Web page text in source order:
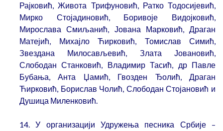
Рајковић, Живота Трифуновић, Ратко Тодосијевић,
Мирко Стојадиновић, Боривоје Видојковић,
Мирослава Смиљанић, Јована Марковић, Драган
Матејић, Михајло Ћирковић, Томислав Симић,
Звездана Милосављевић, Злата Јовановић,
Слободан Станковић, Владимир Тасић, др Павле
Бубања, Анта Џамић, Гвозден Ђолић, Драган
Ћирковић, Борислав Чолић, Слободан Стојановић и
Душица Миленковић.
14. У организацији Удружења песника Србије –